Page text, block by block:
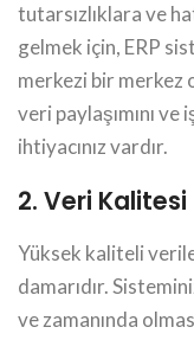
tutarsızlıklara ve
gelmek için, ERP
merkezi bir merkez
veri paylaşımını
ihtiyacınız vardır.
2. Veri Kalitesi
Yüksek kaliteli
damarıdır.
ve zamanında